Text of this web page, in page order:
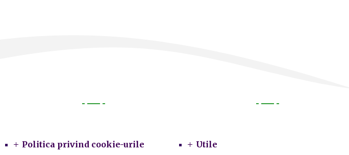
Politica privind cookie-urile
Utile